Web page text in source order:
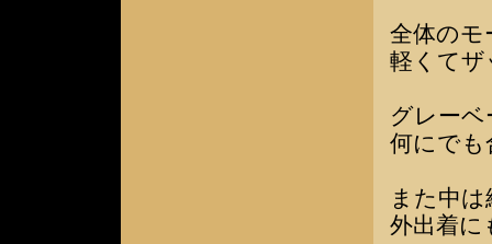
全体のモ
軽くてザ
グレー
何にで
また中
外出着に